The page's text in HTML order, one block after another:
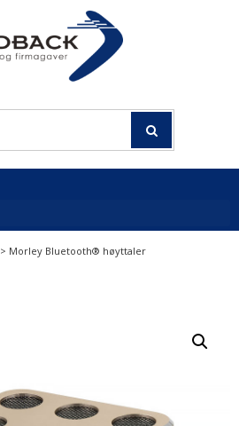
> Morley Bluetooth® høyttaler